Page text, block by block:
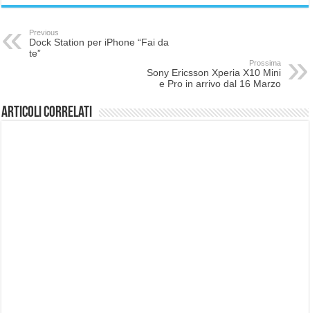
Previous
Dock Station per iPhone “Fai da
te”
Prossima
Sony Ericsson Xperia X10 Mini
e Pro in arrivo dal 16 Marzo
Articoli correlati